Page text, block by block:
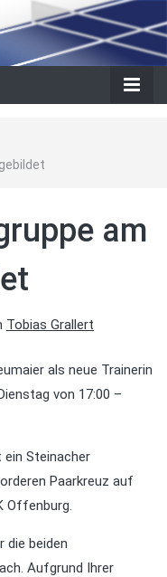
am
Tobias Grallert
als neue Trainerin
von 17:00 –
ein Steinacher
Paarkreuz auf
Offenburg.
die beiden
Aufgrund Ihrer